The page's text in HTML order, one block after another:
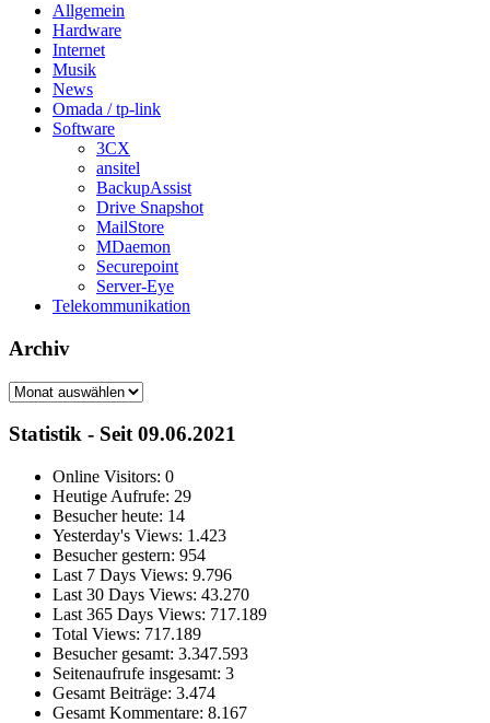
Allgemein
Hardware
Internet
Musik
News
Omada / tp-link
Software
3CX
ansitel
BackupAssist
Drive Snapshot
MailStore
MDaemon
Securepoint
Server-Eye
Telekommunikation
Archiv
Archiv
Statistik - Seit 09.06.2021
Online Visitors: 0
Heutige Aufrufe: 29
Besucher heute: 14
Yesterday's Views: 1.423
Besucher gestern: 954
Last 7 Days Views: 9.796
Last 30 Days Views: 43.270
Last 365 Days Views: 717.189
Total Views: 717.189
Besucher gesamt: 3.347.593
Seitenaufrufe insgesamt: 3
Gesamt Beiträge: 3.474
Gesamt Kommentare: 8.167